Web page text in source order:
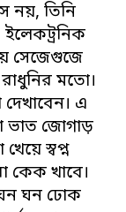
নয়, তিনি
সেজেগুজে
মতো।
এ
ভাত জোগাড়
স্বপ্ন
কেক খাবে।
ঘন ঢোক